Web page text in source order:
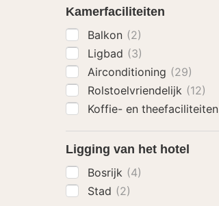
Kamerfaciliteiten
Balkon (2)
Ligbad (3)
Airconditioning (29)
Rolstoelvriendelijk (12)
Koffie- en theefaciliteiten
Ligging van het hotel
Bosrijk (4)
Stad (2)